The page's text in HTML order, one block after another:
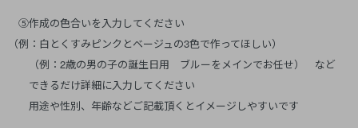
⑤作成の色合いを入力してください
（例：白とくすみピンクとベージュの3色で作ってほしい）
（例：2歳の男の子の誕生日用 ブルーをメインでお任せ） など
できるだけ詳細に入力してください
用途や性別、年齢などご記載頂くとイメージしやすいです